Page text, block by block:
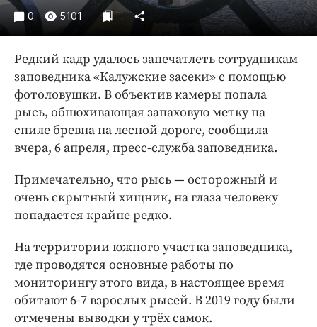
Спорт
Экономика и бизнес
ПРОЕКТЫ
Блоги
Издания
Медиаперсона
Интересное чтиво
Клиника года
Бренд года
Работодатель года
0 5101
Редкий кадр удалось запечатлеть сотрудникам
заповедника «Калужские засеки» с помощью
фотоловушки. В объектив камеры попала
рысь, обнюхивающая запаховую метку на
спиле бревна на лесной дороге, сообщила
вчера, 6 апреля, пресс-служба заповедника.
Примечательно, что рысь — осторожный и
очень скрытный хищник, на глаза человеку
попадается крайне редко.
На территории южного участка заповедника,
где проводятся основные работы по
мониторингу этого вида, в настоящее время
обитают 6-7 взрослых рысей. В 2019 году были
отмечены выводки у трёх самок.